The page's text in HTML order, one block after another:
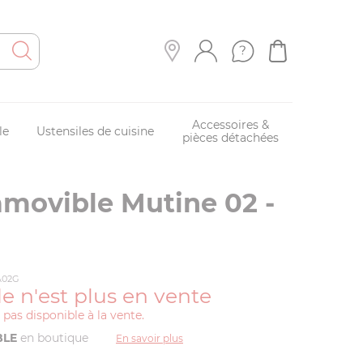
Ustensiles de cuisine
Accessoires &
pièces détachées
Mutine 02 -
n'est plus en vente
disponible à la vente.
en boutique En savoir plus